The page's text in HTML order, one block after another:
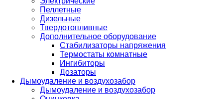
Пеллетные
Дизельные
Твердотопливные
Дополнительное оборудование
Стабилизаторы напряжения
Термостаты комнатные
Ингибиторы
Дозаторы
Дымоудаление и воздухозабор
Дымоудаление и воздухозабор